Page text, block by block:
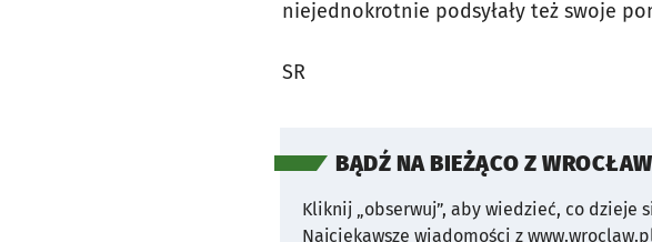
niejednokrotnie podsyłały też swoje
SR
BĄDŹ NA BIEŻĄCO Z
Kliknij „obserwuj”, aby wiedzieć, co dzieje
Najciekawsze wiadomości z